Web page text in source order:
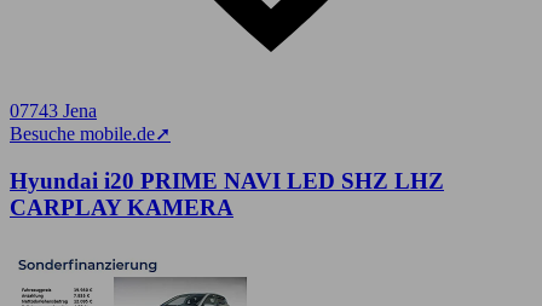
07743 Jena
Besuche mobile.de➚
Hyundai i20 PRIME NAVI LED SHZ LHZ
CARPLAY KAMERA